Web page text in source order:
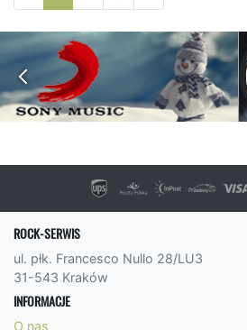
ROCK-SERWIS
ul. płk. Francesco Nullo 28/LU3
31-543 Kraków
INFORMACJE
O nas